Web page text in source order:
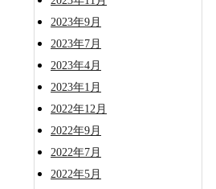
2023年9月
2023年7月
2023年4月
2023年1月
2022年12月
2022年9月
2022年7月
2022年5月